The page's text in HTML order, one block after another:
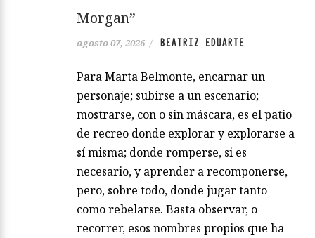
Morgan”
agosto 07, 2026 / BEATRIZ EDUARTE
Para Marta Belmonte, encarnar un
personaje; subirse a un escenario;
mostrarse, con o sin máscara, es el patio
de recreo donde explorar y explorarse a
sí misma; donde romperse, si es
necesario, y aprender a recomponerse,
pero, sobre todo, donde jugar tanto
como rebelarse. Basta observar, o
recorrer, esos nombres propios que ha